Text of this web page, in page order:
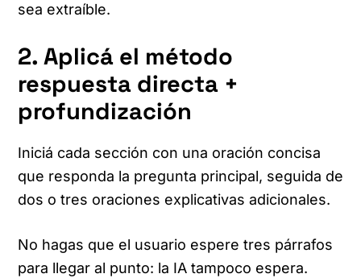
sea extraíble.
2. Aplicá el método
respuesta directa +
profundización
Iniciá cada sección con una oración concisa
que responda la pregunta principal, seguida de
dos o tres oraciones explicativas adicionales.
No hagas que el usuario espere tres párrafos
para llegar al punto: la IA tampoco espera.